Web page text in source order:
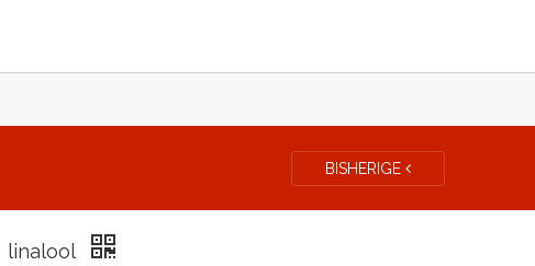
BISHERIGE
linalool